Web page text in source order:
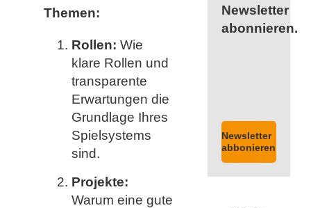
Themen:
Rollen: Wie
klare Rollen und
transparente
Erwartungen die
Grundlage Ihres
Spielsystems
sind.
Projekte:
Warum eine gute
Newsletter
abonnieren.
Newsletter
abbonieren